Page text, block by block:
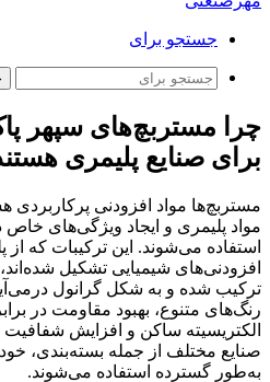
جستجو برای
چرا مستربچ‌های سپهر
برای صنایع پلیمری
مستربچ‌ها مواد افزودنی پرکاربردی
مواد پلیمری و ایجاد ویژگی‌های
استفاده می‌شوند. این ترکیبات که از
افزودنی‌های شیمیایی تشکیل
ترکیب شده و به شکل گرانول
الکتریسیته ساکن و افزایش شفافیت
صنایع مختلف از جمله بسته‌بندی،
به‌طور گسترده استفاده می‌شوند.